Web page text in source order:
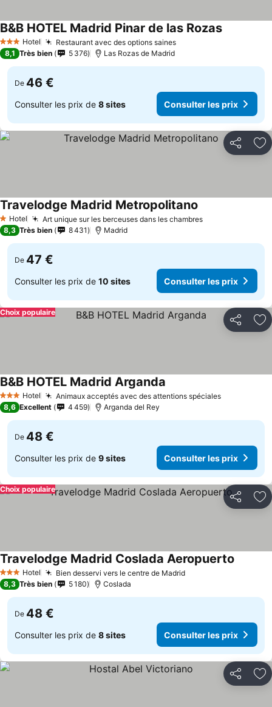
3 ÉtoilesHotel Restaurant avec des options sainesConsulter les prix
B&B HOTEL Madrid Pinar de las RozasConsulter
8,1 Très bien 5 376 Las Rozas de Madrid
De 46 €
Consulter les prix de 8 sites Consulter les prix
Partager
1 Étoiles
Hotel Art unique sur les berceuses dans les chambresConsulter les
Travelodge Madrid Metropolitano
8,3 Très bien 8 431 Madrid
De 47 €
Consulter les prix de 10 sites Consulter les prix
Partager
Choix populaire
3 ÉtoilesHotel Animaux acceptés avec des attentions spécialesConsulter
B&B HOTEL Madrid Arganda
8,6 Excellent 4 459 Arganda del Rey
De 48 €
Consulter les prix de 9 sites Consulter les prix
Partager
Choix populaire
3 ÉtoilesHotel Bien desservi vers le centre de MadridConsulter les prix
Travelodge Madrid Coslada Aeropuerto
8,3 Très bien 5 180 Coslada
De 48 €
Consulter les prix de 8 sites Consulter les prix
Partager